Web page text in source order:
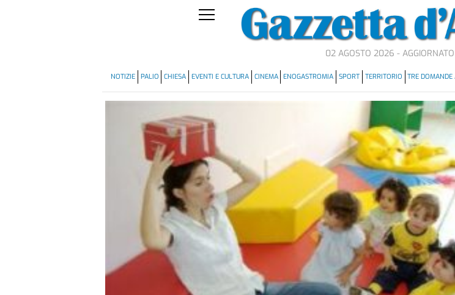
02 AGOSTO 2026 - AGGIORNATO
NOTIZIE PALIO CHIESA EVENTI E CULTURA CINEMA ENOGASTROMIA SPORT TERRITORIO TRE